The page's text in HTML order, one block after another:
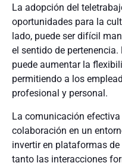
La adopción del
oportunidades para la
lado, puede ser difícil
el sentido de
puede aumentar la
permitiendo a los
profesional y personal.
La comunicación
colaboración en un
invertir en plataformas
tanto las interacciones